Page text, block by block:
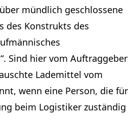
mündlich geschlossene
des Konstrukts des
Sind hier vom Auftraggeber
Lademittel vom
wenn eine Person, die für
beim Logistiker zuständig